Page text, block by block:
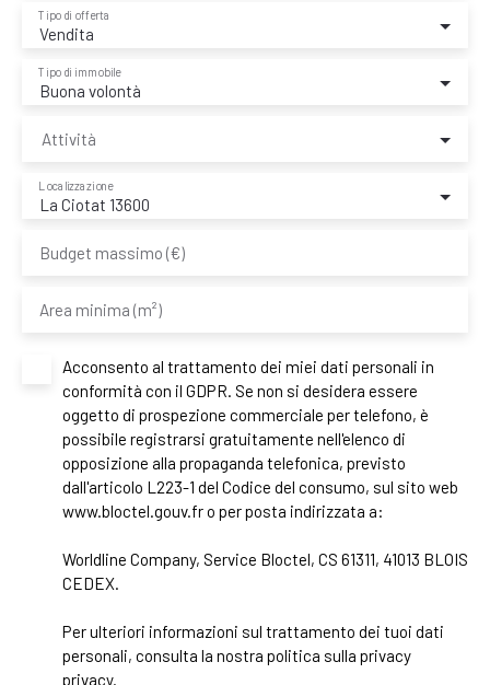
Vendita
Tipo di offerta
Buona volontà
Tipo di immobile
Attività
La Ciotat 13600
Localizzazione
Budget massimo (€)
Area minima (m²)
Acconsento al trattamento dei miei dati personali in
conformità con il GDPR. Se non si desidera essere
oggetto di prospezione commerciale per telefono, è
possibile registrarsi gratuitamente nell'elenco di
opposizione alla propaganda telefonica, previsto
dall'articolo L223-1 del Codice del consumo, sul sito web
www.bloctel.gouv.fr o per posta indirizzata a:
Worldline Company, Service Bloctel, CS 61311, 41013 BLOIS
CEDEX.
Per ulteriori informazioni sul trattamento dei tuoi dati
personali, consulta la nostra politica sulla privacy
privacy.